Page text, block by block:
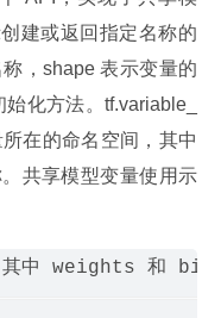
建或返回指定名称的
，shape 表示变量的
化方法。tf.variable_
在的命名空间，其中
共享模型变量使用示
其中 weights 和